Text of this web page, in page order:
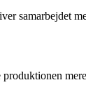
samarbejdet